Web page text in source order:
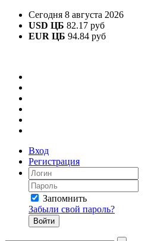
Сегодня 8 августа 2026
USD ЦБ 82.17 руб
EUR ЦБ 94.84 руб
Вход
Регистрация
Запомнить
Забыли свой пароль?